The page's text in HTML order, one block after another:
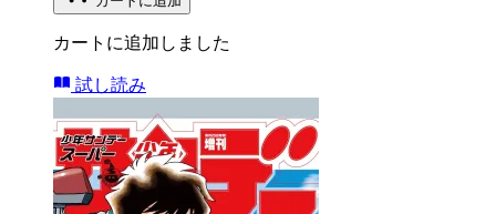
カートに追加しました
試し読み